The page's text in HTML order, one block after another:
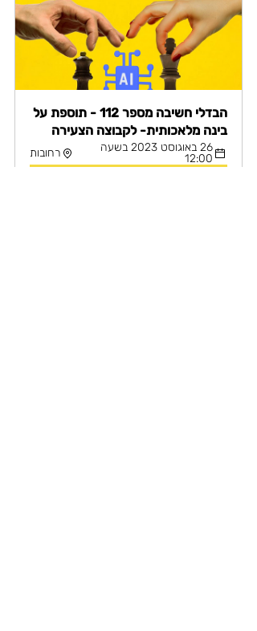
הבדלי חשיבה מספר 112 - תוספת על
בינה מלאכותית- לקבוצה הצעירה
26 באוגוסט 2023 בשעה
12:00
רחובות